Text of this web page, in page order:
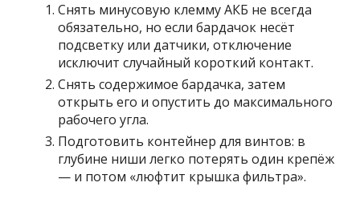
Снять минусовую клемму АКБ не всегда
обязательно, но если бардачок несёт
подсветку или датчики, отключение
исключит случайный короткий контакт.
Снять содержимое бардачка, затем
открыть его и опустить до максимального
рабочего угла.
Подготовить контейнер для винтов: в
глубине ниши легко потерять один крепёж
— и потом «люфтит крышка фильтра».